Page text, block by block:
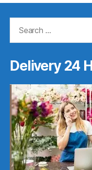
Delivery 24